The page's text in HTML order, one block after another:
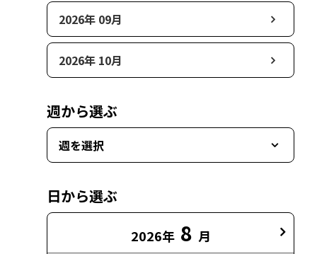
2026年 09月
2026年 10月
週から選ぶ
週を選択
日から選ぶ
2026年 8 月